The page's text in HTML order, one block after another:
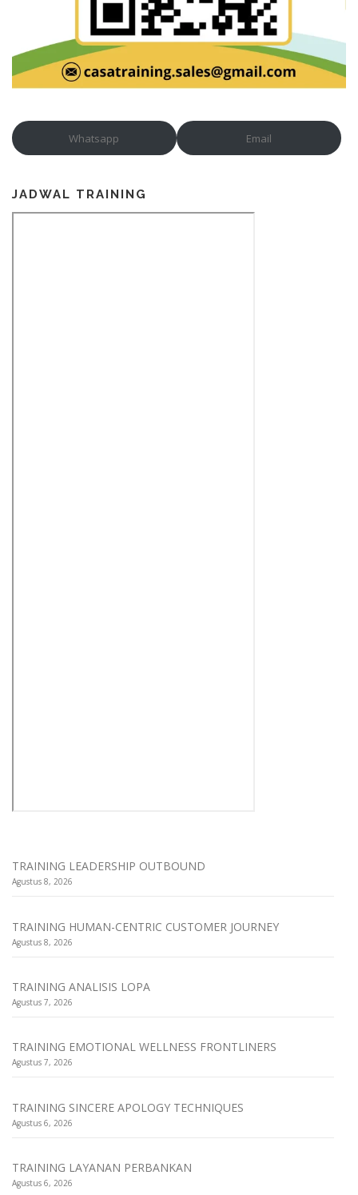
Whatsapp Email
JADWAL TRAINING
TRAINING LEADERSHIP OUTBOUND
Agustus 8, 2026
TRAINING HUMAN-CENTRIC CUSTOMER JOURNEY
Agustus 8, 2026
TRAINING ANALISIS LOPA
Agustus 7, 2026
TRAINING EMOTIONAL WELLNESS FRONTLINERS
Agustus 7, 2026
TRAINING SINCERE APOLOGY TECHNIQUES
Agustus 6, 2026
TRAINING LAYANAN PERBANKAN
Agustus 6, 2026